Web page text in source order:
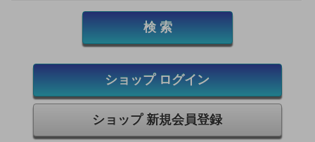
ショップ ログイン
ショップ 新規会員登録